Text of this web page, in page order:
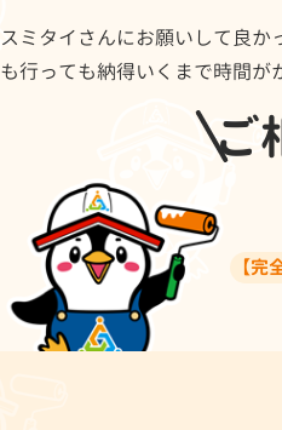
スミタイさんにお願いして良
も行っても納得いくまで時間が
ご
【